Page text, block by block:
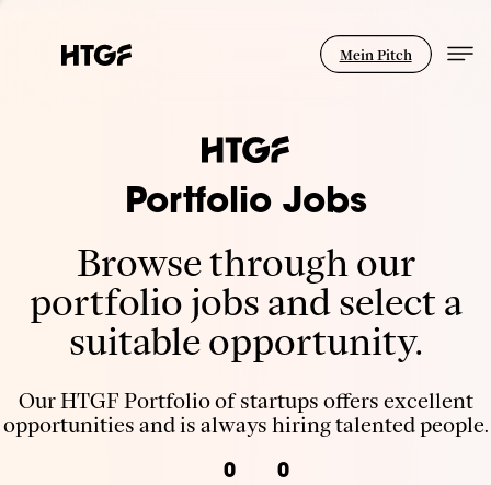
Mein Pitch
Portfolio Jobs
Browse through our
portfolio jobs and select a
suitable opportunity.
Our HTGF Portfolio of startups offers excellent
opportunities and is always hiring talented people.
0 0